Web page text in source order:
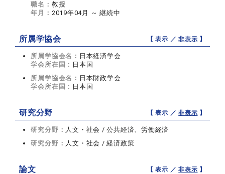
職名： 教授
年月： 2019年04月 ～ 継続中
所属学協会 【 表示 ／非表示 】
所属学協会名： 日本経済学会
学会所在国： 日本国
所属学協会名： 日本財政学会
学会所在国： 日本国
研究分野 【 表示 ／非表示 】
研究分野： 人文・社会 / 公共経済、労働経済
研究分野： 人文・社会 / 経済政策
論文 【 表示 ／非表示 】